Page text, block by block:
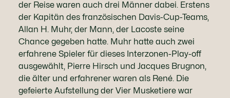
der Reise waren auch drei Männer dabei. Erstens
der Kapitän des französischen Davis-Cup-Teams,
Allan H. Muhr, der Mann, der Lacoste seine
Chance gegeben hatte. Muhr hatte auch zwei
erfahrene Spieler für dieses Interzonen-Play-off
ausgewählt, Pierre Hirsch und Jacques Brugnon,
die älter und erfahrener waren als René. Die
gefeierte Aufstellung der Vier Musketiere war